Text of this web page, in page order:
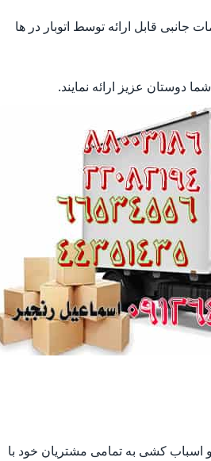
قابل ارائه توسط اتوبار در ها
دوستان عزیز ارائه نمایند.
و اسباب کشی به تمامی مشتریان خود با